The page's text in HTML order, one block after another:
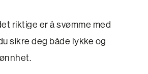
riktige er å svømme med
sik­re deg både lykke og